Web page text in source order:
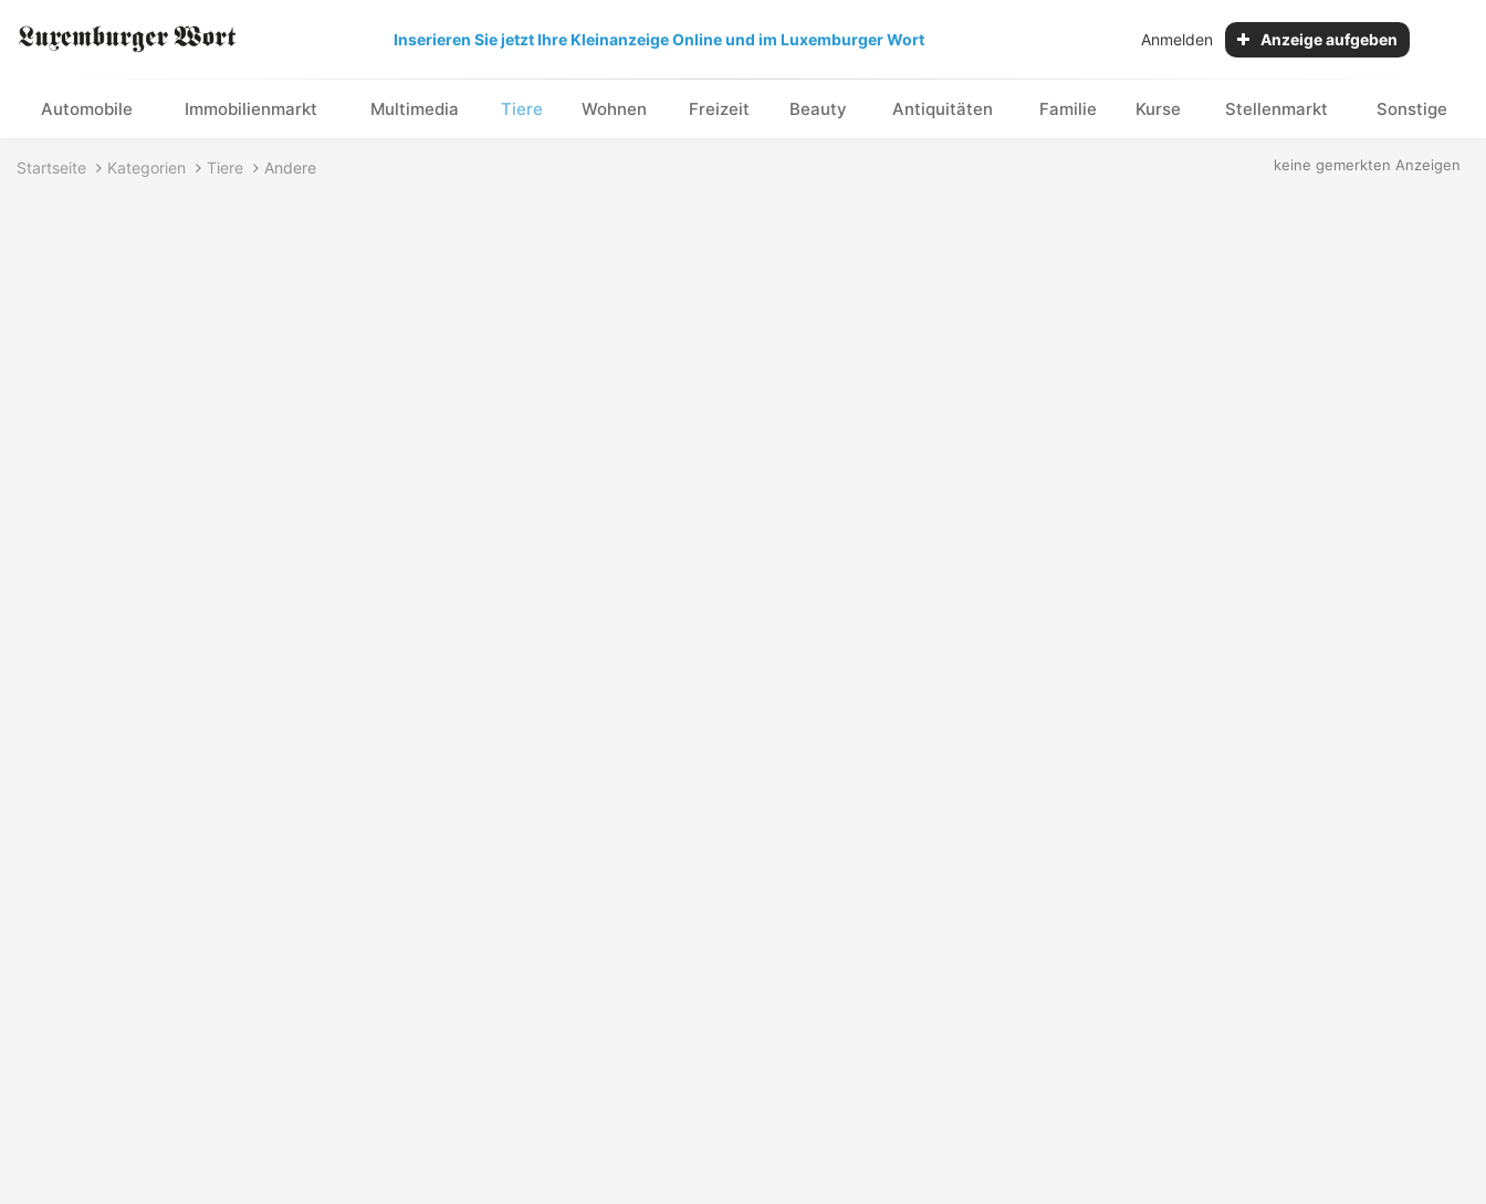
Inserieren Sie jetzt Ihre Kleinanzeige Online und im Luxemburger Wort Anmelden Anzeige aufgeben
Automobile Immobilienmarkt Multimedia Tiere Wohnen Freizeit Beauty Antiquitäten Familie Kurse Stellenmarkt Sonstige
Startseite Kategorien Tiere Andere keine gemerkten Anzeigen